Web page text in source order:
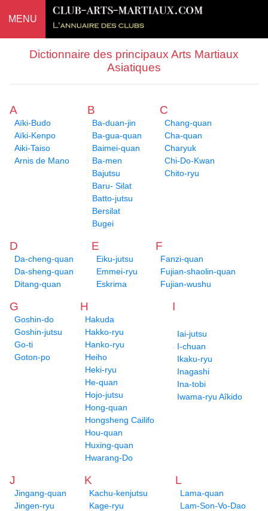
MENU
Dictionnaire des principaux Arts Martiaux
Asiatiques
A
Aïki-Budo
Aïki-Kenpo
Aiki-Taiso
Arnis de Mano
B
Ba-duan-jin
Ba-gua-quan
Baimei-quan
Ba-men
Bajutsu
Baru- Silat
Batto-jutsu
Bersilat
Bugei
C
Chang-quan
Cha-quan
Charyuk
Chi-Do-Kwan
Chito-ryu
D
Da-cheng-quan
Da-sheng-quan
Ditang-quan
E
Eiku-jutsu
Emmei-ryu
Eskrima
F
Fanzi-quan
Fujian-shaolin-quan
Fujian-wushu
G
Goshin-do
Goshin-jutsu
Go-ti
Goton-po
H
Hakuda
Hakko-ryu
Hanko-ryu
Heiho
Heki-ryu
He-quan
Hojo-jutsu
Hong-quan
Hongsheng Cailifo
Hou-quan
Huxing-quan
Hwarang-Do
I
Iai-jutsu
I-chuan
Ikaku-ryu
Inagashi
Ina-tobi
Iwama-ryu Aîkido
J
Jingang-quan
Jingen-ryu
K
Kachu-kenjutsu
Kage-ryu
L
Lama-quan
Lam-Son-Vo-Dao